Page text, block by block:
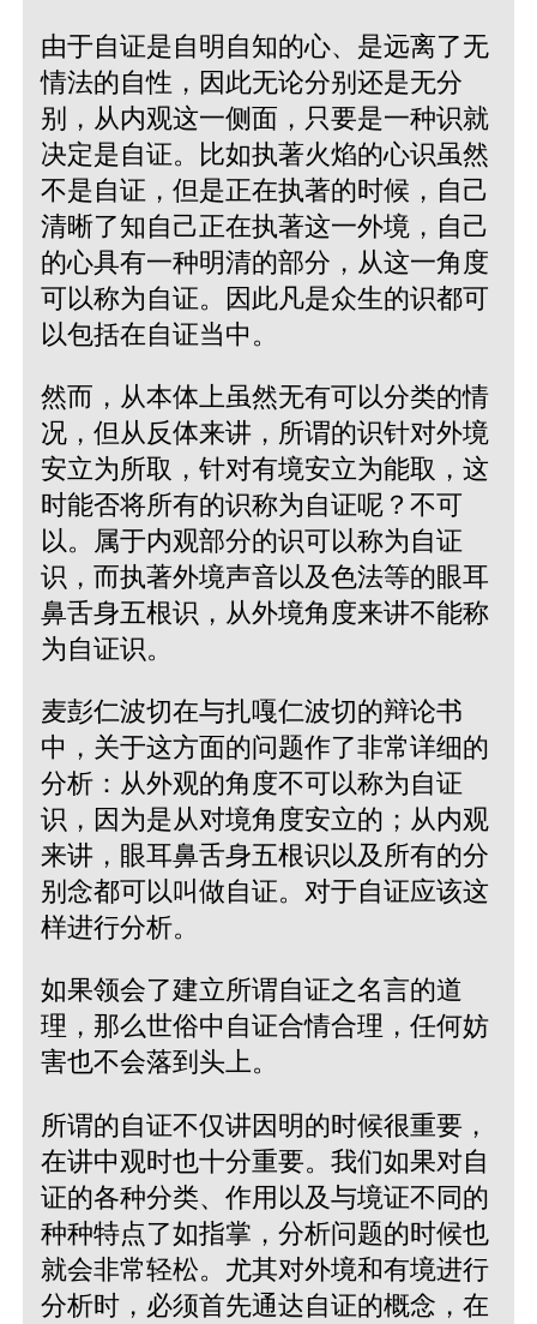
由于自证是自明自知的心、是远离了无
情法的自性，因此无论分别还是无分
别，从内观这一侧面，只要是一种识就
决定是自证。比如执著火焰的心识虽然
不是自证，但是正在执著的时候，自己
清晰了知自己正在执著这一外境，自己
的心具有一种明清的部分，从这一角度
可以称为自证。因此凡是众生的识都可
以包括在自证当中。
然而，从本体上虽然无有可以分类的情
况，但从反体来讲，所谓的识针对外境
安立为所取，针对有境安立为能取，这
时能否将所有的识称为自证呢？不可
以。属于内观部分的识可以称为自证
识，而执著外境声音以及色法等的眼耳
鼻舌身五根识，从外境角度来讲不能称
为自证识。
麦彭仁波切在与扎嘎仁波切的辩论书
中，关于这方面的问题作了非常详细的
分析：从外观的角度不可以称为自证
识，因为是从对境角度安立的；从内观
来讲，眼耳鼻舌身五根识以及所有的分
别念都可以叫做自证。对于自证应该这
样进行分析。
如果领会了建立所谓自证之名言的道
理，那么世俗中自证合情合理，任何妨
害也不会落到头上。
所谓的自证不仅讲因明的时候很重要，
在讲中观时也十分重要。我们如果对自
证的各种分类、作用以及与境证不同的
种种特点了如指掌，分析问题的时候也
就会非常轻松。尤其对外境和有境进行
分析时，必须首先通达自证的概念，在